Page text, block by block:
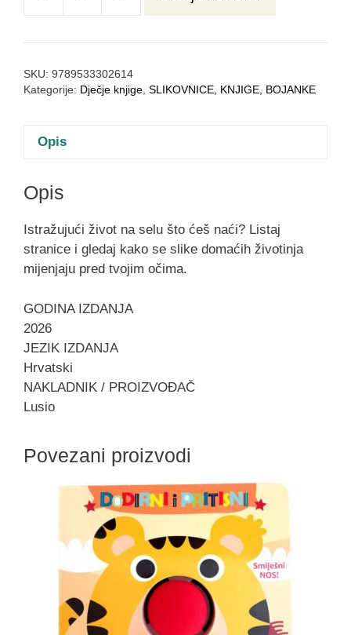
SKU: 9789533302614
Kategorije: Dječje knjige SLIKOVNICE, KNJIGE, BOJANKE
Opis
Opis
Istražujući život na selu što ćeš naći? Listaj
stranice i gledaj kako se slike domaćih životinja
mijenjaju pred tvojim očima.
GODINA IZDANJA
2026
JEZIK IZDANJA
Hrvatski
NAKLADNIK / PROIZVOĐAČ
Lusio
Povezani proizvodi